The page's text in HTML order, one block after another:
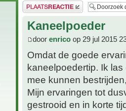
Plaats een reactie
Kaneelpoeder
door enrico op 29 jul 2015
Omdat de goede
kaneelpoedertip. Ik
mee kunnen
Mijn ervaringen tot
gestrooid en in korte